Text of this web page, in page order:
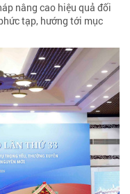
nâng cao hiệu quả đối
tạp, hướng tới mục